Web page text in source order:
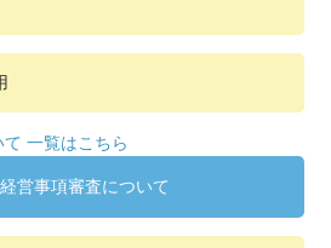
一覧はこちら
営事項審査について